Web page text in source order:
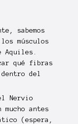
sabemos
músculos
Aquiles.
qué fibras
del
Nervio
antes
(espera,